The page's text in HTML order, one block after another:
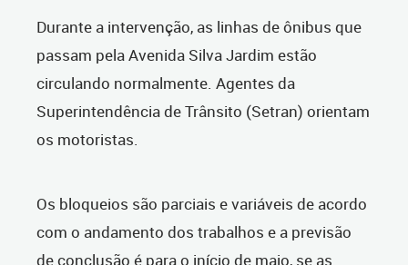
Durante a intervenção, as linhas de ônibus que
passam pela Avenida Silva Jardim estão
circulando normalmente. Agentes da
Superintendência de Trânsito (Setran) orientam
os motoristas.
Os bloqueios são parciais e variáveis de acordo
com o andamento dos trabalhos e a previsão
de conclusão é para o início de maio, se as